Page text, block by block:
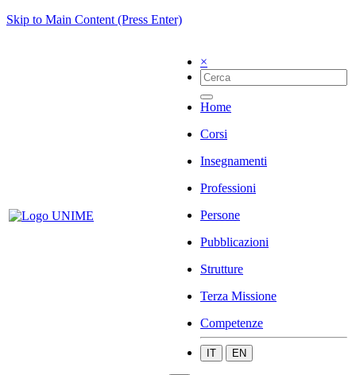
Skip to Main Content (Press Enter)
×
Home
Corsi
Insegnamenti
Professioni
Persone
Pubblicazioni
Strutture
Terza Missione
Competenze
IT EN